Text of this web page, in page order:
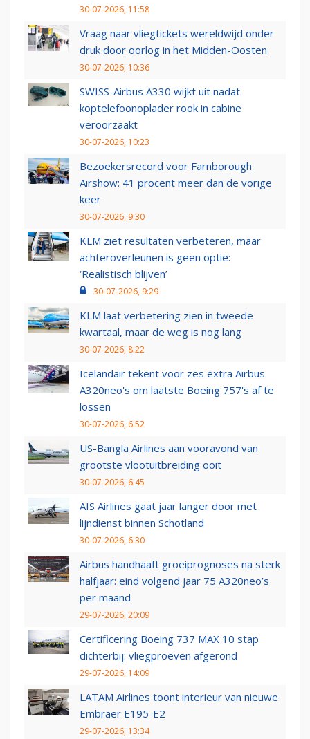
30-07-2026, 11:58
Vraag naar vliegtickets wereldwijd onder
druk door oorlog in het Midden-Oosten
30-07-2026, 10:36
SWISS-Airbus A330 wijkt uit nadat
koptelefoonoplader rook in cabine
veroorzaakt
30-07-2026, 10:23
Bezoekersrecord voor Farnborough
Airshow: 41 procent meer dan de vorige
keer
30-07-2026, 9:30
KLM ziet resultaten verbeteren, maar
achteroverleunen is geen optie:
‘Realistisch blijven’
30-07-2026, 9:29
KLM laat verbetering zien in tweede
kwartaal, maar de weg is nog lang
30-07-2026, 8:22
Icelandair tekent voor zes extra Airbus
A320neo's om laatste Boeing 757's af te
lossen
30-07-2026, 6:52
US-Bangla Airlines aan vooravond van
grootste vlootuitbreiding ooit
30-07-2026, 6:45
AIS Airlines gaat jaar langer door met
lijndienst binnen Schotland
30-07-2026, 6:30
Airbus handhaaft groeiprognoses na sterk
halfjaar: eind volgend jaar 75 A320neo’s
per maand
29-07-2026, 20:09
Certificering Boeing 737 MAX 10 stap
dichterbij: vliegproeven afgerond
29-07-2026, 14:09
LATAM Airlines toont interieur van nieuwe
Embraer E195-E2
29-07-2026, 13:34